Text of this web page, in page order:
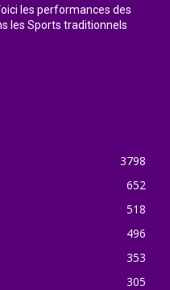
les performances des
les Sports traditionnels
3798
652
518
496
353
305